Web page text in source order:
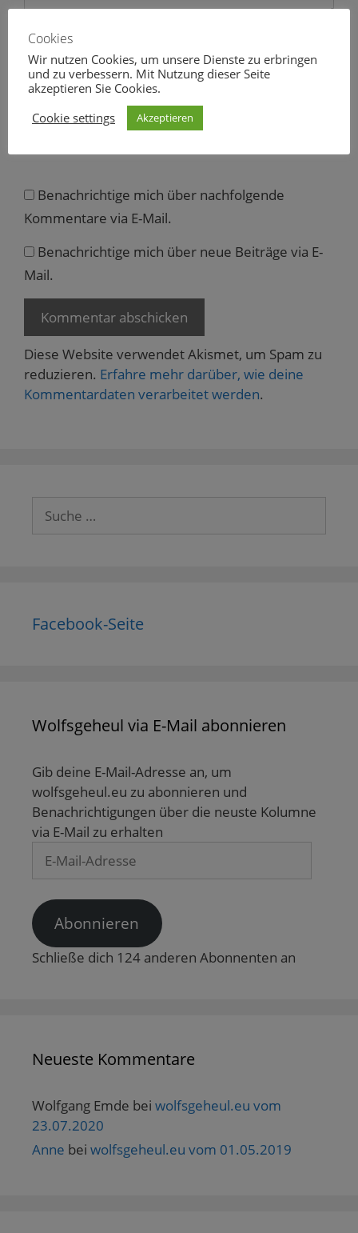
g
ö
f
n
e
t
)
Name
E-
Mail
Website
Benachrichtige mich über nachfolgende
Kommentare via E-Mail.
Benachrichtige mich über neue Beiträge via E-
Mail.
Diese Website verwendet Akismet, um Spam zu
reduzieren. Erfahre mehr darüber, wie deine
Kommentardaten verarbeitet werden.
nach:
Facebook-Seite
Wolfsgeheul via E-Mail abonnieren
Gib deine E-Mail-Adresse an, um
wolfsgeheul.eu zu abonnieren und
Benachrichtigungen über die neuste Kolumne
via E-Mail zu erhalten
Mail-
Abonnieren
Schließe dich 124 anderen Abonnenten an
Neueste Kommentare
Wolfgang Emde bei wolfsgeheul.eu vom
23.07.2020
Anne bei wolfsgeheul.eu vom 01.05.2019
Cookies
Wir nutzen Cookies, um unsere Dienste zu erbringen
und zu verbessern. Mit Nutzung dieser Seite
akzeptieren Sie Cookies.
Cookie settings
Akzeptieren